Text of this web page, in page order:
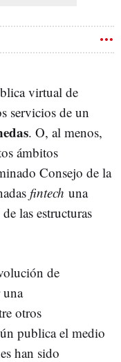
virtual de
servicios de un
. O, al menos,
ámbitos
Consejo de la
fintech una
de las estructuras
de
una
otros
publica el medio
han sido